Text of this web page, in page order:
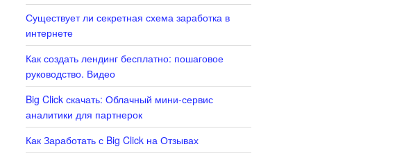
Существует ли секретная схема заработка в
интернете
Как создать лендинг бесплатно: пошаговое
руководство. Видео
Big Click скачать: Облачный мини-сервис
аналитики для партнерок
Как Заработать с Big Click на Отзывах